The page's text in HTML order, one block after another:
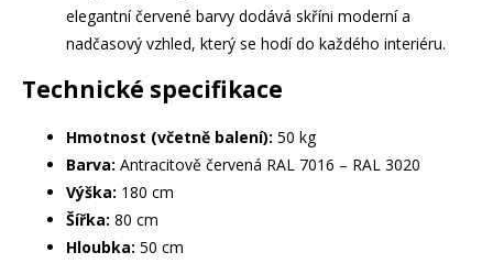
elegantní červené barvy dodává skříni moderní a
nadčasový vzhled, který se hodí do každého interiéru.
Technické specifikace
Hmotnost (včetně balení): 50 kg
Barva: Antracitově červená RAL 7016 – RAL 3020
Výška: 180 cm
Šířka: 80 cm
Hloubka: 50 cm